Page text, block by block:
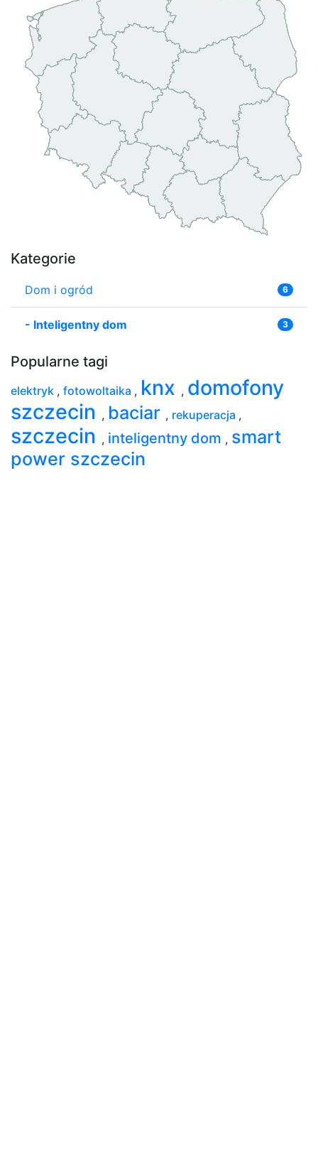
Kategorie
Dom i ogród 6
- Inteligentny dom 3
Popularne tagi
elektryk , fotowoltaika , knx , domofony
szczecin , baciar , rekuperacja ,
szczecin , inteligentny dom , smart
power szczecin